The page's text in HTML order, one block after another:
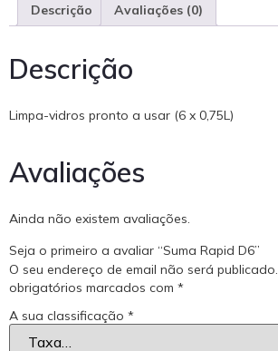
Descrição
Avaliações (0)
Descrição
Limpa-vidros pronto a usar (6 x 0,75L)
Avaliações
Ainda não existem avaliações.
Seja o primeiro a avaliar “Suma Rapid D6”
O seu endereço de email não será publicado.
obrigatórios marcados com *
A sua classificação *